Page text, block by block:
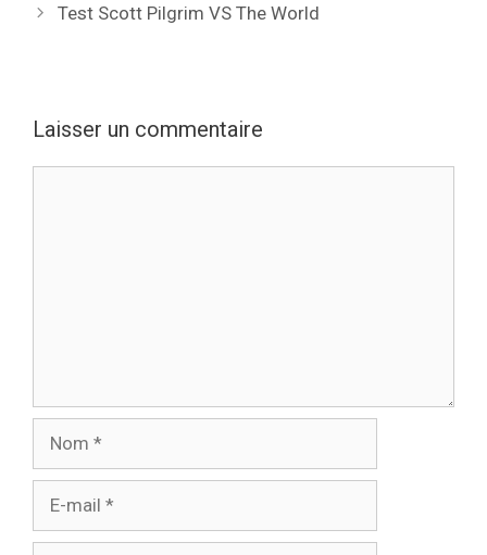
Test Scott Pilgrim VS The World
Laisser un commentaire
mail